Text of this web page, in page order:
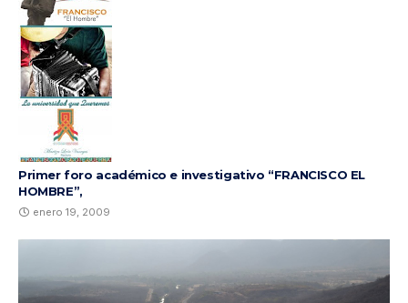
Primer foro académico e investigativo “FRANCISCO EL
HOMBRE”,
enero 19, 2009